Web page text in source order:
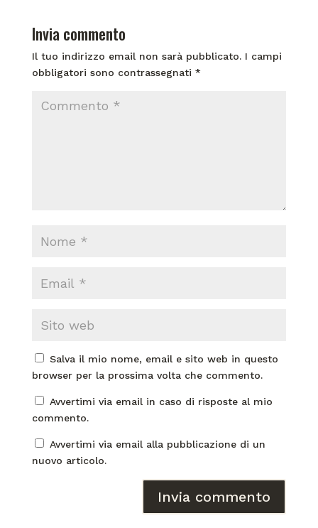
Invia commento
Il tuo indirizzo email non sarà pubblicato. I campi
obbligatori sono contrassegnati *
Salva il mio nome, email e sito web in questo
browser per la prossima volta che commento.
Avvertimi via email in caso di risposte al mio
commento.
Avvertimi via email alla pubblicazione di un
nuovo articolo.